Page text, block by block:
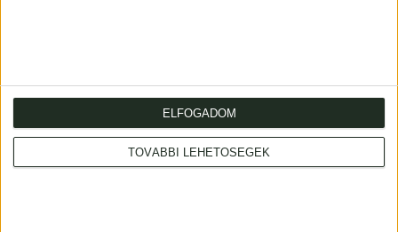
TOVÁBBI LEHETŐSÉGEK
ELFOGADOM
: 1053 Budapest., Múzeum krt. 13-15.
Telefon: +36 1 317 3514
Nyitva: hétköznap 10-18h, szombat 10-14h